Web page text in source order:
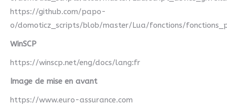
https://github.com/papo-
o/domoticz_scripts/blob/master/Lua/fonctions/
WinSCP
https://winscp.net/eng/docs/lang:fr
Image de mise en avant
https://www.euro-assurance.com